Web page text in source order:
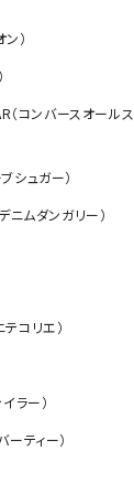
）
（コンバースオールス
シュガー）
ニムダンガリー）
コリエ）
ラー）
ーティー）